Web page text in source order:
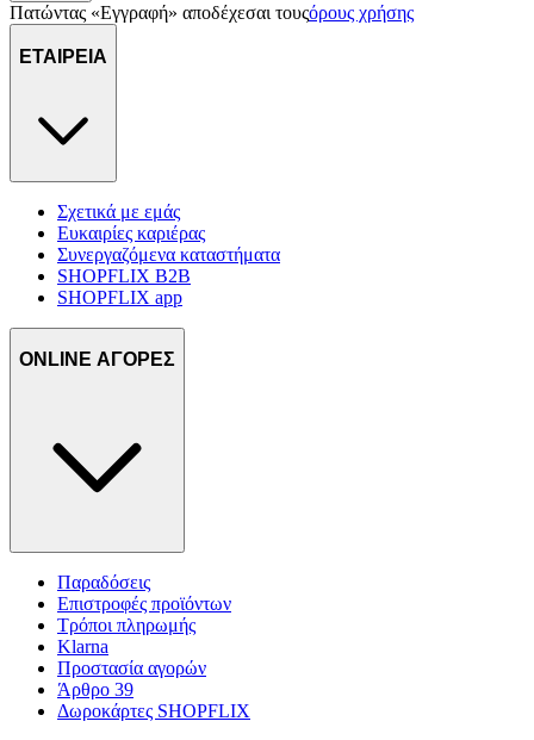
τοποθεσίας μας στους συνεργάτες μέσων κοινωνικής
Πατώντας «Εγγραφή» αποδέχεσαι τουςόρους χρήσης
ΕΤΑΙΡΕΙΑ
Σχετικά με εμάς
Ευκαιρίες καριέρας
Συνεργαζόμενα καταστήματα
SHOPFLIX B2B
SHOPFLIX app
ONLINE ΑΓΟΡΕΣ
Παραδόσεις
Επιστροφές προϊόντων
Τρόποι πληρωμής
Klarna
Προστασία αγορών
Άρθρο 39
Δωροκάρτες SHOPFLIX